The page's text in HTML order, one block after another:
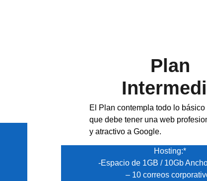
Plan
El Plan contempla todo lo básico
que debe tener una web
y atractivo a Google.
Hosting:*
-Espacio de 1GB / 10Gb
– 10 correos